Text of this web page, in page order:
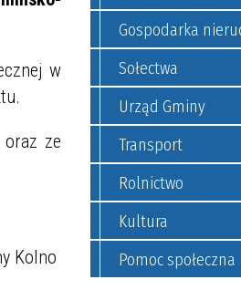
w
oraz ze
Kolno
Gospodarka
Sołectwa
Urząd Gminy
Transport
Rolnictwo
Kultura
Pomoc społeczna